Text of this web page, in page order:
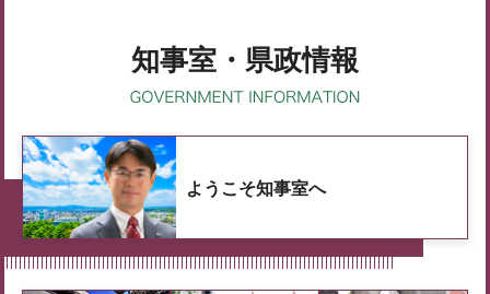
知事室・県政情報
ようこそ知事室へ